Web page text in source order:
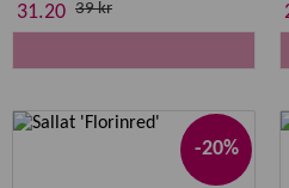
31.20 39 kr
-20%